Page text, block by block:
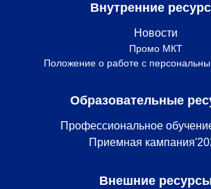
Внутренние
Новости
Промо МКТ
Положение о работе с
Образовательные
Профессиональное
Приемная
Внешние